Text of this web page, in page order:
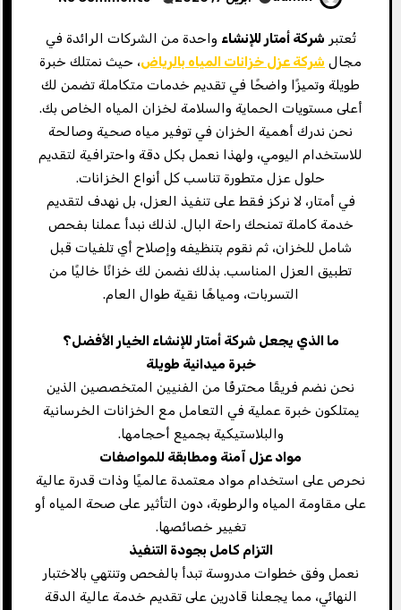
تُعتبر شركة أمتار للإنشاء واحدة من الشركات الرائدة في
مجال شركة عزل خزانات المياه بالرياض، حيث نمتلك خبرة
طويلة وتميزًا واضحًا في تقديم خدمات متكاملة تضمن لك
أعلى مستويات الحماية والسلامة لخزان المياه الخاص بك.
نحن ندرك أهمية الخزان في توفير مياه صحية وصالحة
للاستخدام اليومي، ولهذا نعمل بكل دقة واحترافية لتقديم
حلول عزل متطورة تناسب كل أنواع الخزانات.
في أمتار، لا نركز فقط على تنفيذ العزل، بل نهدف لتقديم
خدمة كاملة تمنحك راحة البال. لذلك نبدأ عملنا بفحص
شامل للخزان، ثم نقوم بتنظيفه وإصلاح أي تلفيات قبل
تطبيق العزل المناسب. بذلك نضمن لك خزانًا خاليًا من
التسربات، ومياهًا نقية طوال العام.
ما الذي يجعل شركة أمتار للإنشاء الخيار الأفضل؟
خبرة ميدانية طويلة
نحن نضم فريقًا محترفًا من الفنيين المتخصصين الذين
يمتلكون خبرة عملية في التعامل مع الخزانات الخرسانية
والبلاستيكية بجميع أحجامها.
مواد عزل آمنة ومطابقة للمواصفات
نحرص على استخدام مواد معتمدة عالميًا وذات قدرة عالية
على مقاومة المياه والرطوبة، دون التأثير على صحة المياه أو
تغيير خصائصها.
التزام كامل بجودة التنفيذ
نعمل وفق خطوات مدروسة تبدأ بالفحص وتنتهي بالاختبار
النهائي، مما يجعلنا قادرين على تقديم خدمة عالية الدقة